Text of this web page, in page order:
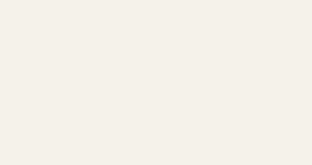
|